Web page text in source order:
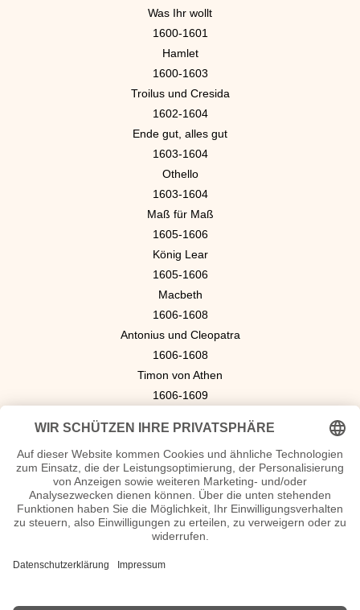
Was Ihr wollt
1600-1601
Hamlet
1600-1603
Troilus und Cresida
1602-1604
Ende gut, alles gut
1603-1604
Othello
1603-1604
Maß für Maß
1605-1606
König Lear
1605-1606
Macbeth
1606-1608
Antonius und Cleopatra
1606-1608
Timon von Athen
1606-1609
1607-1609
Perikles
1608-1610
Cymbeline
1610-1611
Das Winter-Märchen